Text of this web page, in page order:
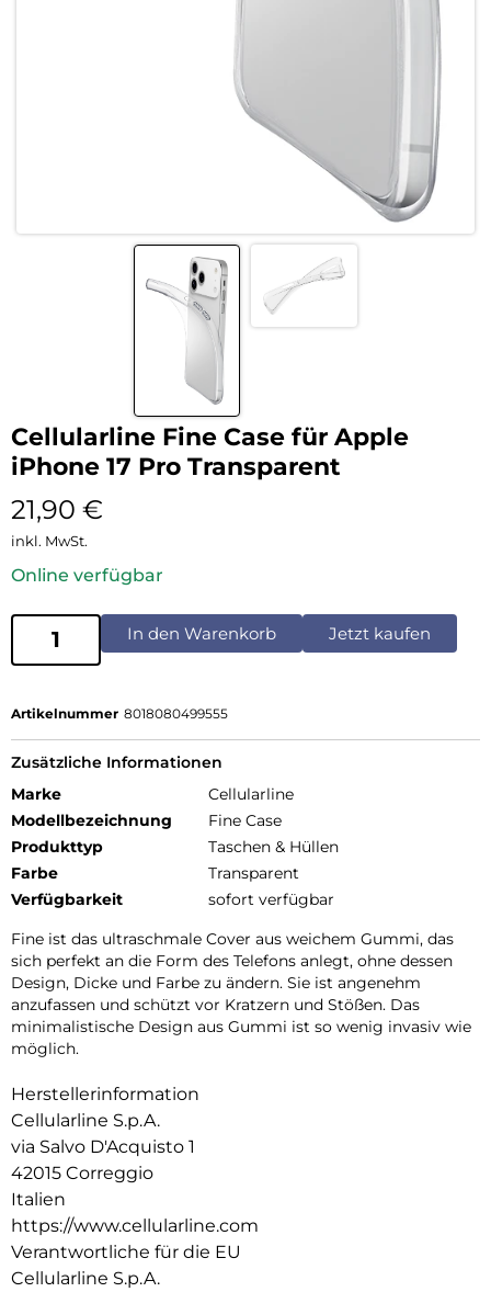
Cellularline Fine Case für Apple
iPhone 17 Pro Transparent
21,90 €
inkl. MwSt.
Online verfügbar
In den Warenkorb Jetzt kaufen
Artikelnummer 8018080499555
Zusätzliche Informationen
Marke
Cellularline
Modellbezeichnung
Fine Case
Produkttyp
Taschen & Hüllen
Farbe
Transparent
Verfügbarkeit
sofort verfügbar
Fine ist das ultraschmale Cover aus weichem Gummi, das
sich perfekt an die Form des Telefons anlegt, ohne dessen
Design, Dicke und Farbe zu ändern. Sie ist angenehm
anzufassen und schützt vor Kratzern und Stößen. Das
minimalistische Design aus Gummi ist so wenig invasiv wie
möglich.
Herstellerinformation
Cellularline S.p.A.
via Salvo D'Acquisto 1
42015 Correggio
Italien
https://www.cellularline.com
Verantwortliche für die EU
Cellularline S.p.A.